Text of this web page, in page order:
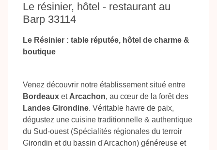
Le résinier, hôtel - restaurant au
Barp 33114
Le Résinier : table réputée, hôtel de charme &
boutique
Venez découvrir notre établissement situé entre
Bordeaux et Arcachon, au cœur de la forêt des
Landes Girondine. Véritable havre de paix,
dégustez une cuisine traditionnelle & authentique
du Sud-ouest (Spécialités régionales du terroir
Girondin et du bassin d'Arcachon) généreuse et